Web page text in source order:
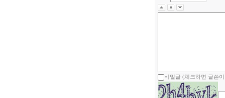
비밀글 (체크하면 글쓴